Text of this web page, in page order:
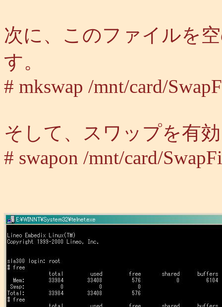
次に、このファイルを
す。
# mkswap /mnt/card/
そして、スワップを有
# swapon /mnt/card/